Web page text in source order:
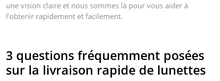
une vision claire et nous sommes là pour vous aider à
l’obtenir rapidement et facilement.
3 questions fréquemment posées
sur la livraison rapide de lunettes